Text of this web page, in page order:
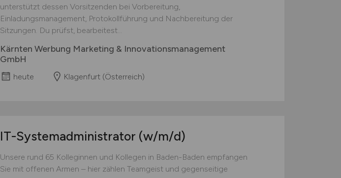
unterstützt dessen Vorsitzenden bei Vorbereitung,
Einladungsmanagement, Protokollführung und Nachbereitung der
Sitzungen. Du prüfst, bearbeitest...
Kärnten Werbung Marketing & Innovationsmanagement
GmbH
heute Klagenfurt (Österreich)
IT-Systemadministrator (w/m/d)
Unsere rund 65 Kolleginnen und Kollegen in Baden-Baden empfangen
Sie mit offenen Armen – hier zählen Teamgeist und gegenseitige